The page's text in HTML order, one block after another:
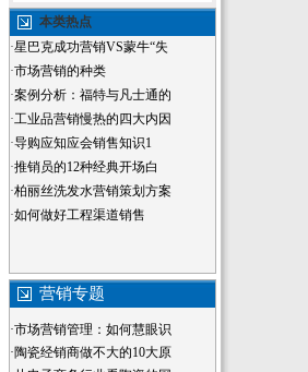
本类热点
·星巴克成功营销VS蒙牛“失
·市场营销的种类
·案例分析：福特与凡士通的
·工业品营销慢热的四大内因
·导购应知应会销售知识1
·推销员的12种经典开场白
·柏丽丝洗发水营销策划方案
·如何做好工程渠道销售
营销专题
·市场营销管理：如何慧眼识
·陶瓷经销商做不大的10大原